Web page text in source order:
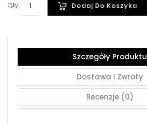
Qty Dodaj Do Koszyka
Szczegóły Produktu
Dostawa I Zwroty
Recenzje (0)